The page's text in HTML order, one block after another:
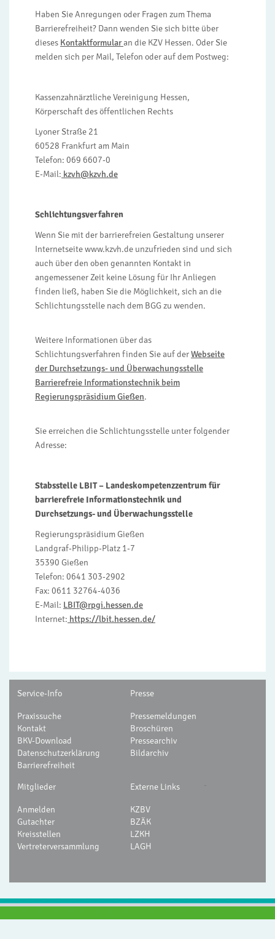
Haben Sie Anregungen oder Fragen zum Thema
Barrierefreiheit? Dann wenden Sie sich bitte über
dieses Kontaktformularan die KZV Hessen. Oder Sie
melden sich per Mail, Telefon oder auf dem Postweg:
Kassenzahnärztliche Vereinigung Hessen,
Körperschaft des öffentlichen Rechts
Lyoner Straße 21
60528 Frankfurt am Main
Telefon: 069 6607-0
E-Mail: kzvh@kzvh.de
Schlichtungsverfahren
Wenn Sie mit der barrierefreien Gestaltung unserer
Internetseite www.kzvh.de unzufrieden sind und sich
auch über den oben genannten Kontakt in
angemessener Zeit keine Lösung für Ihr Anliegen
finden ließ, haben Sie die Möglichkeit, sich an die
Schlichtungsstelle nach dem BGG zu wenden.
Weitere Informationen über das
Schlichtungsverfahren finden Sie auf derWebseite
der Durchsetzungs- und Überwachungsstelle
Barrierefreie Informationstechnik beim
Regierungspräsidium Gießen.
Sie erreichen die Schlichtungsstelle unter folgender
Adresse:
Stabsstelle LBIT – Landeskompetenzzentrum für
barrierefreie Informationstechnik und
Durchsetzungs- und Überwachungsstelle
Regierungspräsidium Gießen
Landgraf-Philipp-Platz 1-7
35390 Gießen
Telefon: 0641 303-2902
Fax: 0611 32764-4036
E-Mail: LBIT@rpgi.hessen.de
Internet: https://lbit.hessen.de/
Service-Info
Praxissuche
Kontakt
BKV-Download
Datenschutzerklärung
Barrierefreiheit
Presse
Pressemeldungen
Broschüren
Pressearchiv
Bildarchiv
Mitglieder
Anmelden
Gutachter
Kreisstellen
Vertreterversammlung
Externe Links
KZBV
BZÄK
LZKH
LAGH